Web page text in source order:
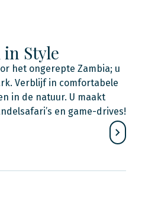
in Style
het ongerepte Zambia; u
Verblijf in comfortabele
in de natuur. U maakt
en game-drives!